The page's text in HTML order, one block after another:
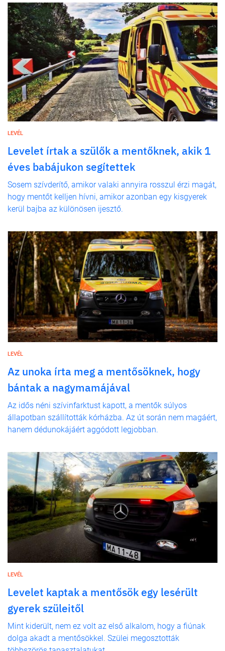
LEVÉL
Levelet írtak a szülők a mentőknek, akik 1
éves babájukon segítettek
Sosem szívderítő, amikor valaki annyira rosszul érzi magát,
hogy mentőt kelljen hívni, amikor azonban egy kisgyerek
kerül bajba az különösen ijesztő.
LEVÉL
Az unoka írta meg a mentősöknek, hogy
bántak a nagymamájával
Az idős néni szívinfarktust kapott, a mentők súlyos
állapotban szállították kórházba. Az út során nem magáért,
hanem dédunokájáért aggódott legjobban.
LEVÉL
Levelet kaptak a mentősök egy lesérült
gyerek szüleitől
Mint kiderült, nem ez volt az első alkalom, hogy a fiúnak
dolga akadt a mentősökkel. Szülei megosztották